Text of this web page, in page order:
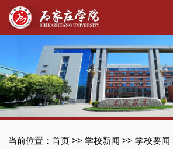
当前位置： 首页>> 学校新闻 >> 学校要闻